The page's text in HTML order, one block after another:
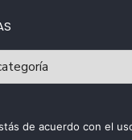
de acuerdo con el